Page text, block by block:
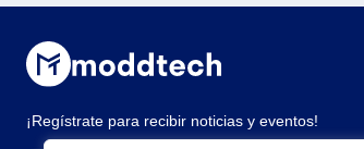
¡Regístrate para recibir noticias y eventos!